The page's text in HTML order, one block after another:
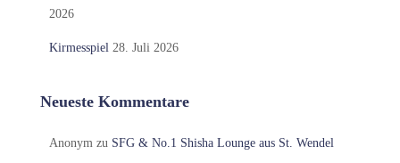
2026
Kirmesspiel 28. Juli 2026
Neueste Kommentare
Anonym zu SFG & No.1 Shisha Lounge aus St. Wendel